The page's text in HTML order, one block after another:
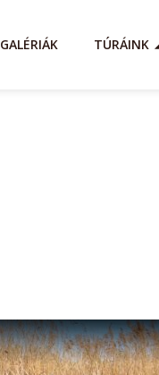
GALÉRIÁK TÚRÁINK